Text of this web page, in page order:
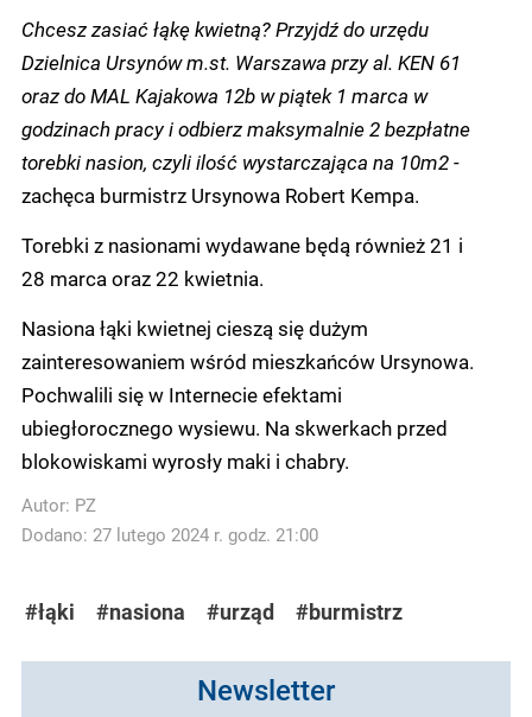
Chcesz zasiać łąkę kwietną? Przyjdź do urzędu
Dzielnica Ursynów m.st. Warszawa przy al. KEN 61
oraz do MAL Kajakowa 12b w piątek 1 marca w
godzinach pracy i odbierz maksymalnie 2 bezpłatne
torebki nasion, czyli ilość wystarczająca na 10m2 -
zachęca burmistrz Ursynowa Robert Kempa.
Torebki z nasionami wydawane będą również 21 i
28 marca oraz 22 kwietnia.
Nasiona łąki kwietnej cieszą się dużym
zainteresowaniem wśród mieszkańców Ursynowa.
Pochwalili się w Internecie efektami
ubiegłorocznego wysiewu. Na skwerkach przed
blokowiskami wyrosły maki i chabry.
Autor: PZ
Dodano: 27 lutego 2024 r. godz. 21:00
#łąki #nasiona #urząd #burmistrz
Newsletter